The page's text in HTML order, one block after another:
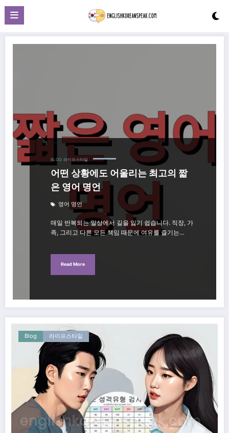
Skip
content
BLOG 라이프스타일
어떤 상황에도 어울리는 최고의 짧
은 영어 명언
영어 명언
매일 반복되는 일상에서 길을 잃기 쉽습니다. 직장, 가
족, 그리고 다른 모든 책임 때문에 여유를 즐기는…
Read More
Blog 라이프스타일